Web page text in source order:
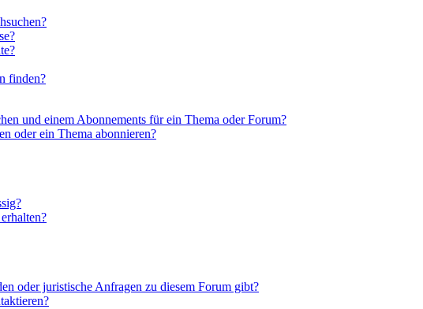
finden?
und einem Abonnements für ein Thema oder Forum?
oder ein Thema abonnieren?
oder juristische Anfragen zu diesem Forum gibt?